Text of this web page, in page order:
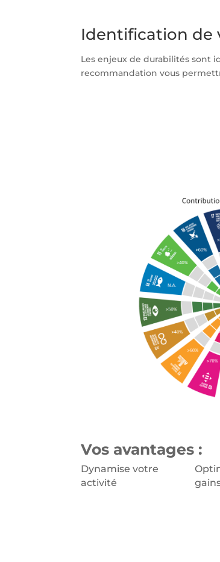
Identification de
Les enjeux de durabilités sont
recommandation vous
Vos avantages :
Dynamise votre
activité